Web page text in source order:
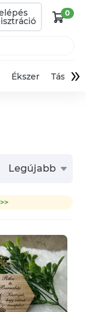
0
Ékszer Táska»
Legújabb